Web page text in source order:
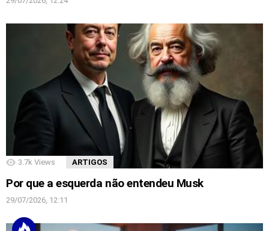
3.7k Views ARTIGOS
Por que a esquerda não entendeu Musk
29/07/2026, 12:11